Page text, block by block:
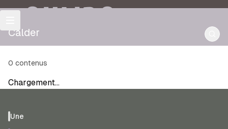
OULIPO
Calder
0 contenus
Chargement…
Une